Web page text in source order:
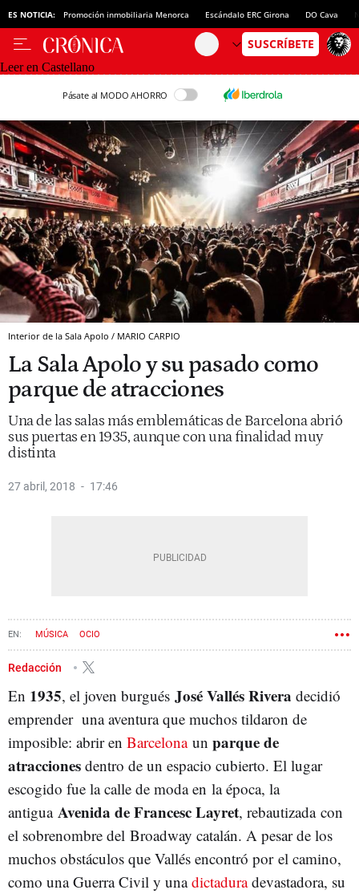
ES NOTICIA: Promoción inmobiliaria Menorca Escándalo ERC Girona DO Cava
Leer en Castellano
Pásate al MODO AHORRO
Interior de la Sala Apolo / MARIO CARPIO
La Sala Apolo y su pasado como
parque de atracciones
Una de las salas más emblemáticas de Barcelona abrió
sus puertas en 1935, aunque con una finalidad muy
distinta
27 abril, 2018 17:46
MÚSICA OCIO
Redacción
En 1935, el joven burgués José Vallés Rivera decidió
emprender una aventura que muchos tildaron de
imposible: abrir en Barcelonaun parque de
atracciones dentro de un espacio cubierto. El lugar
escogido fue la calle de moda en la época, la
antiguaAvenida de Francesc Layret, rebautizada con
el sobrenombre del Broadway catalán. A pesar de los
muchos obstáculos que Vallés encontró por el camino,
como una Guerra Civil y unadictaduradevastadora, su